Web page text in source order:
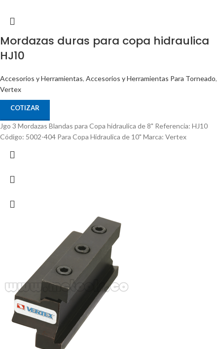
Mordazas duras para copa hidraulica
HJ10
Accesorios y Herramientas, Accesorios y Herramientas Para Torneado,
Vertex
COTIZAR
Jgo 3 Mordazas Blandas para Copa hidraulica de 8" Referencia: HJ10
Código: 5002-404 Para Copa Hidraulica de 10" Marca: Vertex